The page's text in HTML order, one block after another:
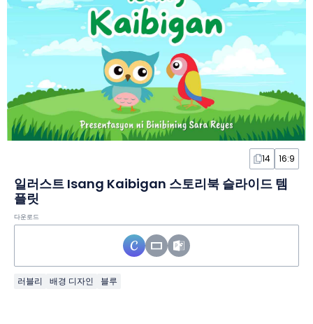
14 16:9
일러스트 Isang Kaibigan 스토리북 슬라이드 템
플릿
다운로드
러블리 배경 디자인 블루